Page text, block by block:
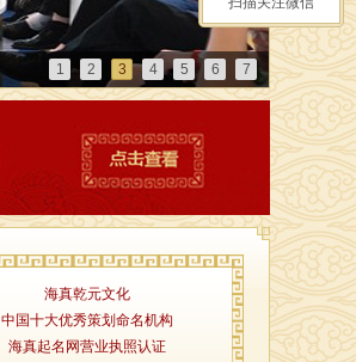
1 2 3 4 5 6 7
海真乾元文化
中国十大优秀策划命名机构
海真起名网营业执照认证